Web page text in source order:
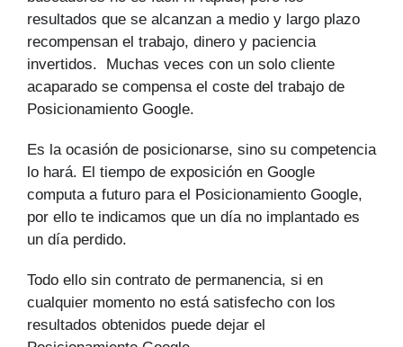
resultados que se alcanzan a medio y largo plazo
recompensan el trabajo, dinero y paciencia
invertidos. Muchas veces con un solo cliente
acaparado se compensa el coste del trabajo de
Posicionamiento Google.
Es la ocasión de posicionarse, sino su competencia
lo hará. El tiempo de exposición en Google
computa a futuro para el Posicionamiento Google,
por ello te indicamos que un día no implantado es
un día perdido.
Todo ello sin contrato de permanencia, si en
cualquier momento no está satisfecho con los
resultados obtenidos puede dejar el